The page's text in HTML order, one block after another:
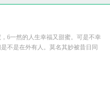
6一然的人生幸福又甜蜜。可是不幸
不是在外有人。莫名其妙被昔日同